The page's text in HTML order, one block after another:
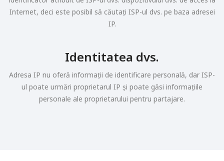
Internet, deci este posibil să căutați ISP-ul dvs. pe baza adresei
IP.
Identitatea dvs.
Adresa IP nu oferă informații de identificare personală, dar ISP-
ul poate urmări proprietarul IP și poate găsi informațiile
personale ale proprietarului pentru partajare.